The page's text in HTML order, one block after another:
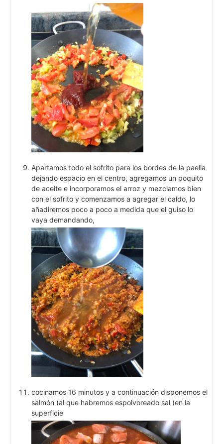
Apartamos todo el sofrito para los bordes de la paella
dejando espacio en el centro, agregamos un poquito
de aceite e incorporamos el arroz y mezclamos bien
con el sofrito y comenzamos a agregar el caldo, lo
añadiremos poco a poco a medida que el guiso lo
vaya demandando,
cocinamos 16 minutos y a continuación disponemos el
salmón (al que habremos espolvoreado sal )en la
superficie